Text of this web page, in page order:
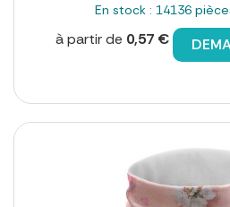
En stock : 14136
à partir de 0,57 €